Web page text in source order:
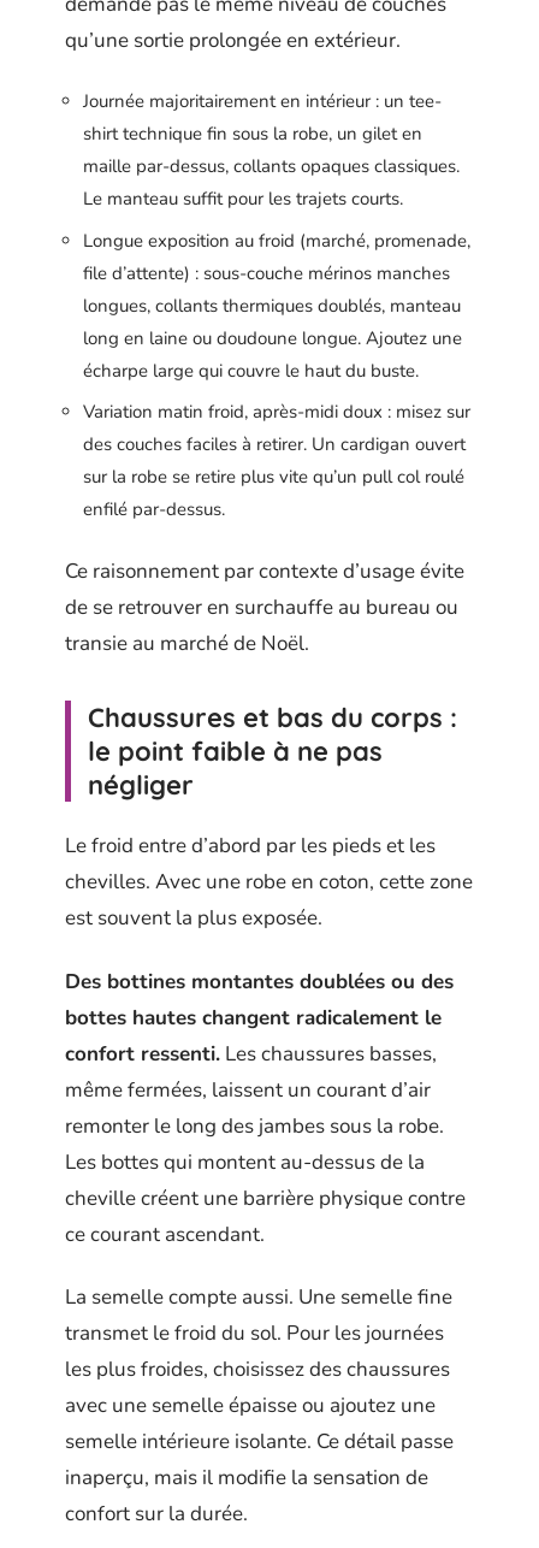
qu’une sortie prolongée en extérieur.
Journée majoritairement en intérieur : un tee-
shirt technique fin sous la robe, un gilet en
maille par-dessus, collants opaques classiques.
Le manteau suffit pour les trajets courts.
Longue exposition au froid (marché, promenade,
file d’attente) : sous-couche mérinos manches
longues, collants thermiques doublés, manteau
long en laine ou doudoune longue. Ajoutez une
écharpe large qui couvre le haut du buste.
Variation matin froid, après-midi doux : misez sur
des couches faciles à retirer. Un cardigan ouvert
sur la robe se retire plus vite qu’un pull col roulé
enfilé par-dessus.
Ce raisonnement par contexte d’usage évite
de se retrouver en surchauffe au bureau ou
transie au marché de Noël.
Chaussures et bas du corps :
le point faible à ne pas
négliger
Le froid entre d’abord par les pieds et les
chevilles. Avec une robe en coton, cette zone
est souvent la plus exposée.
Des bottines montantes doublées ou des
bottes hautes changent radicalement le
confort ressenti. Les chaussures basses,
même fermées, laissent un courant d’air
remonter le long des jambes sous la robe.
Les bottes qui montent au-dessus de la
cheville créent une barrière physique contre
ce courant ascendant.
La semelle compte aussi. Une semelle fine
transmet le froid du sol. Pour les journées
les plus froides, choisissez des chaussures
avec une semelle épaisse ou ajoutez une
semelle intérieure isolante. Ce détail passe
inaperçu, mais il modifie la sensation de
confort sur la durée.